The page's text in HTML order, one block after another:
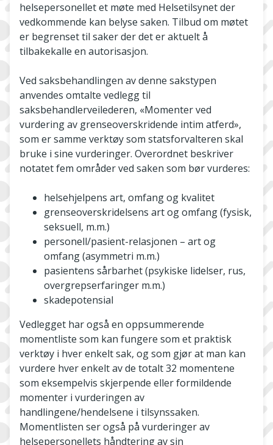
helsepersonellet et møte med Helsetilsynet der
vedkommende kan belyse saken. Tilbud om møtet
er begrenset til saker der det er aktuelt å
tilbakekalle en autorisasjon.
Ved saksbehandlingen av denne sakstypen
anvendes omtalte vedlegg til
saksbehandlerveilederen, «Momenter ved
vurdering av grenseoverskridende intim atferd»,
som er samme verktøy som statsforvalteren skal
bruke i sine vurderinger. Overordnet beskriver
notatet fem områder ved saken som bør vurderes:
helsehjelpens art, omfang og kvalitet
grenseoverskridelsens art og omfang (fysisk,
seksuell, m.m.)
personell/pasient-relasjonen – art og
omfang (asymmetri m.m.)
pasientens sårbarhet (psykiske lidelser, rus,
overgrepserfaringer m.m.)
skadepotensial
Vedlegget har også en oppsummerende
momentliste som kan fungere som et praktisk
verktøy i hver enkelt sak, og som gjør at man kan
vurdere hver enkelt av de totalt 32 momentene
som eksempelvis skjerpende eller formildende
momenter i vurderingen av
handlingene/hendelsene i tilsynssaken.
Momentlisten ser også på vurderinger av
helsepersonellets håndtering av sin